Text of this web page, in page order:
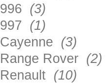
996 (3)
997 (1)
Cayenne (3)
Range Rover (2)
Renault (10)